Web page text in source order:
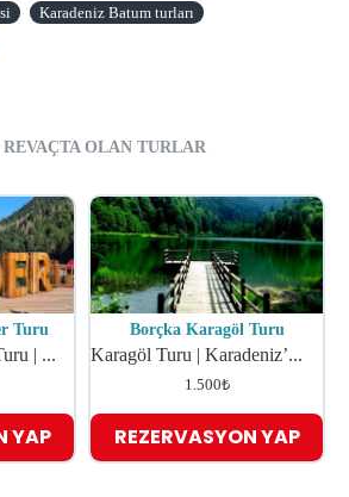
Karadeniz Batum turları
REVAÇTA OLAN TURLAR
Turu
| ...
YAP
Borçka Karagöl Turu
Karagöl Turu | Karadeniz’...
1.500₺
REZERVASYON YAP